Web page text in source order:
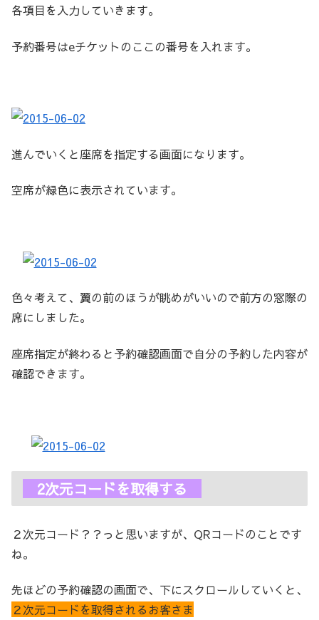
各項目を入力していきます。
予約番号はeチケットのここの番号を入れます。
進んでいくと座席を指定する画面になります。
空席が緑色に表示されています。
色々考えて、翼の前のほうが眺めがいいので前方の窓際の
席にしました。
座席指定が終わると予約確認画面で自分の予約した内容が
確認できます。
2次元コードを取得する
２次元コード？？っと思いますが、QRコードのことです
ね。
先ほどの予約確認の画面で、下にスクロールしていくと、
２次元コードを取得されるお客さま